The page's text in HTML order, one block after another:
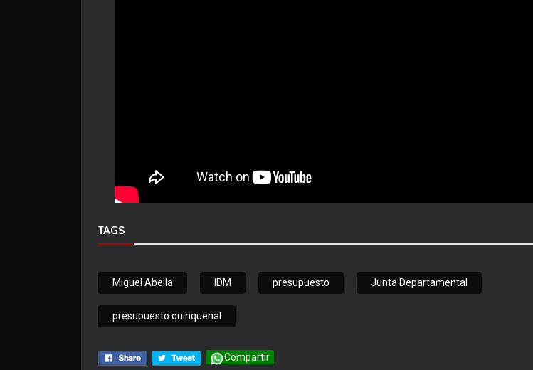
TAGS
Miguel Abella IDM presupuesto Junta Departamental
presupuesto quinquenal
Compartir